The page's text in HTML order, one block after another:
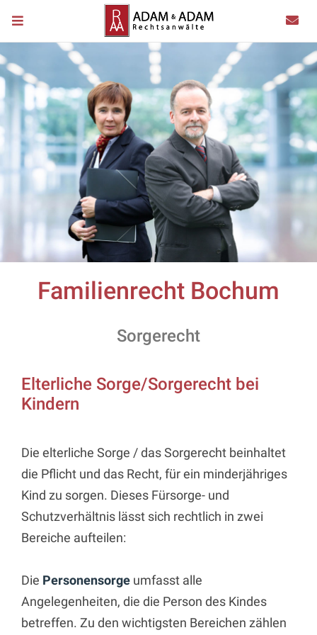
Familienrecht Bochum
Sorgerecht
Elterliche Sorge/Sorgerecht bei
Kindern
Die elterliche Sorge / das Sorgerecht beinhaltet
die Pflicht und das Recht, für ein minderjähriges
Kind zu sorgen. Dieses Fürsorge- und
Schutzverhältnis lässt sich rechtlich in zwei
Bereiche aufteilen:
Die Personensorge umfasst alle
Angelegenheiten, die die Person des Kindes
betreffen. Zu den wichtigsten Bereichen zählen